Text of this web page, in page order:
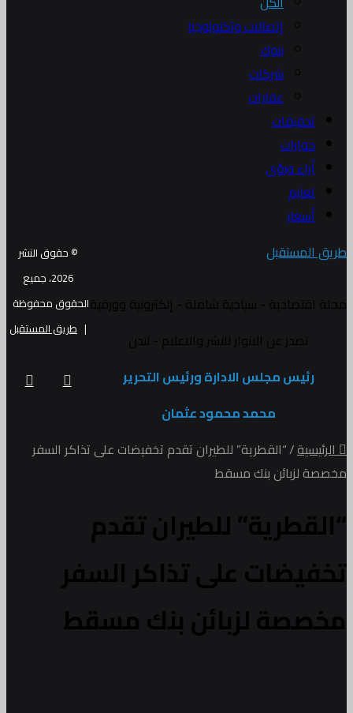
إتصالات وتكنولوجيا
بنوك
شركات
عقارات
تحقيقات
حوارات
أراء ورؤى
تعليم
أسعار
طريق المستقبل
مجلة اقتصادية - سياحية شاملة - إلكترونية وورقية
تصدر عن الانوار للنشر والاعلام - لندن
رئيس مجلس الادارة ورئيس التحرير
محمد محمود عثمان
الرئيسية/“القطرية” للطيران تقدم تخفيضات على تذاكر السفر
مخصصة لزبائن بنك مسقط
“القطرية” للطيران تقدم
تخفيضات على تذاكر السفر
مخصصة لزبائن بنك مسقط
© حقوق النشر
2026، جميع
الحقوق محفوظة
| طريق المستقبل
فيسبوكتويتر